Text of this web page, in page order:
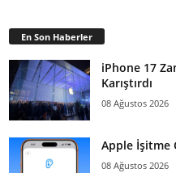
En Son Haberler
iPhone 17
Karıştırdı
08 Ağustos 2026
Apple İşitme
08 Ağustos 2026